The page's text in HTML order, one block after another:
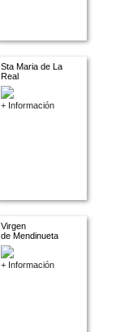
Sta Maria de La
Real
+ Información
Virgen
de Mendinueta
+ Información